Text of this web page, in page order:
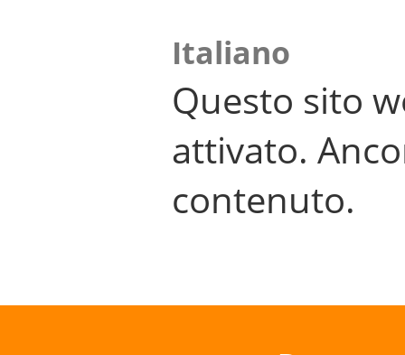
Italiano
Questo sito
attivato.
contenuto.